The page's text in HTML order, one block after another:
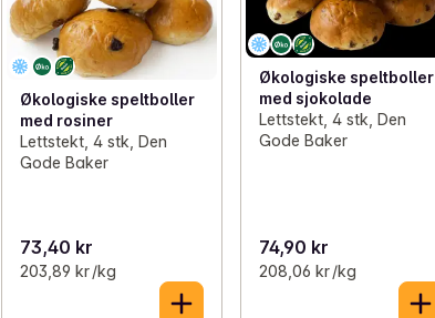
Økologiske speltboller
med rosiner
Lettstekt, 4 stk, Den
Gode Baker
73,40 kr
203,89 kr /kg
Økologiske speltboller
med sjokolade
Lettstekt, 4 stk, Den
Gode Baker
74,90 kr
208,06 kr /kg